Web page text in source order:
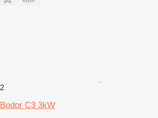
2
Bodor C3 3kW